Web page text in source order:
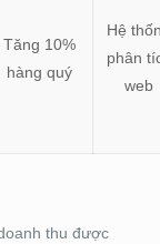
Tăng 10%
hàng quý
Hệ
phân
web
thu được